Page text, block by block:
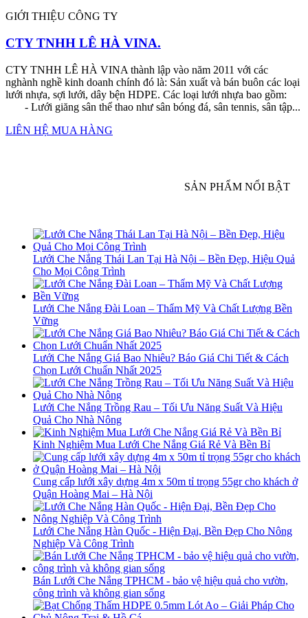
GIỚI THIỆU CÔNG TY
CTY TNHH LÊ HÀ VINA.
CTY TNHH LÊ HÀ VINA thành lập vào năm 2011 với các
nghành nghề kinh doanh chính đó là: Sản xuất và bán buôn các loại
lưới nhựa, sợi lưới, dây bện HDPE. Các loại lưới nhựa bao gồm:
- Lưới giăng sân thể thao như sân bóng đá, sân tennis, sân tập...
LIÊN HỆ MUA HÀNG
SẢN PHẨM NỔI BẬT
Lưới Che Nắng Thái Lan Tại Hà Nội – Bền Đẹp, Hiệu Quả
Cho Mọi Công Trình
Lưới Che Nắng Đài Loan – Thẩm Mỹ Và Chất Lượng Bền
Vững
Lưới Che Nắng Giá Bao Nhiêu? Báo Giá Chi Tiết & Cách
Chọn Lưới Chuẩn Nhất 2025
Lưới Che Nắng Trồng Rau – Tối Ưu Năng Suất Và Hiệu
Quả Cho Nhà Nông
Kinh Nghiệm Mua Lưới Che Nắng Giá Rẻ Và Bền Bỉ
Cung cấp lưới xây dựng 4m x 50m tỉ trọng 55gr cho khách ở
Quận Hoàng Mai – Hà Nội
Lưới Che Nắng Hàn Quốc - Hiện Đại, Bền Đẹp Cho Nông
Nghiệp Và Công Trình
Bán Lưới Che Nắng TPHCM - bảo vệ hiệu quả cho vườn,
công trình và không gian sống